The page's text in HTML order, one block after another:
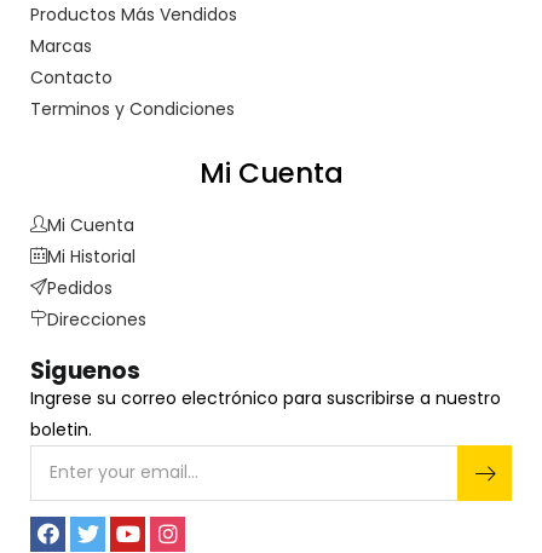
Productos Más Vendidos
Marcas
Contacto
Terminos y Condiciones
Mi Cuenta
Mi Cuenta
Mi Historial
Pedidos
Direcciones
Siguenos
Ingrese su correo electrónico para suscribirse a nuestro
boletin.